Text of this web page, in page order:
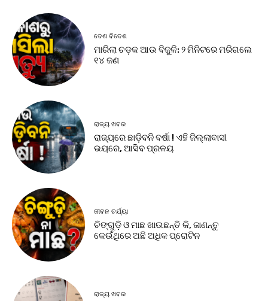
ଦେଶ ବିଦେଶ
ମାରିଲା ଚଡ଼କ ଆଉ ବିଜୁଳି: ୨ ମିନିଟରେ ମରିଗଲେ
୧୪ ଜଣ
ରାଜ୍ୟ ଖବର
ରାଜ୍ୟରେ ଛାଡ଼ିବନି ବର୍ଷା ! ଏହି ଜିଲ୍ଲାବାସୀ
ଭୟରେ, ଆସିବ ପ୍ରଳୟ
ଜୀବନ ଚର୍ଯ୍ୟା
ଚିଙ୍ଗୁଡ଼ି ଓ ମାଛ ଖାଉଛନ୍ତି କି, ଜାଣନ୍ତୁ
କେଉଁଥିରେ ଅଛି ଅଧିକ ପ୍ରୋଟିନ
ରାଜ୍ୟ ଖବର